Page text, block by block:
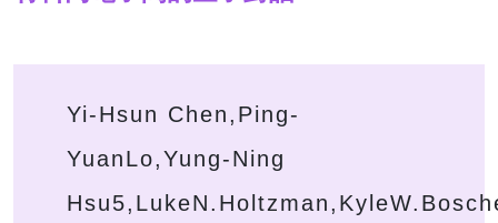
Yi-Hsun Chen,Ping-
YuanLo,Yung-Ning